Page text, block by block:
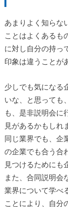
あまりよく知らな
ことはよくあるも
に対し自分の持っ
印象は違うことが
少しでも気になる
いな、と思っても
も、是非説明会に
見があるかもしれ
同じ業界でも、企
の企業でも合う合
見つけるためにも
また、合同説明会
業界について学べ
ことにより、自分